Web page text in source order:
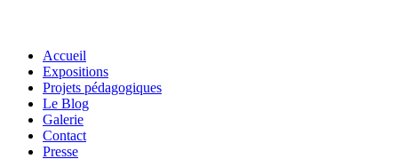
Accueil
Expositions
Projets pédagogiques
Le Blog
Galerie
Contact
Presse